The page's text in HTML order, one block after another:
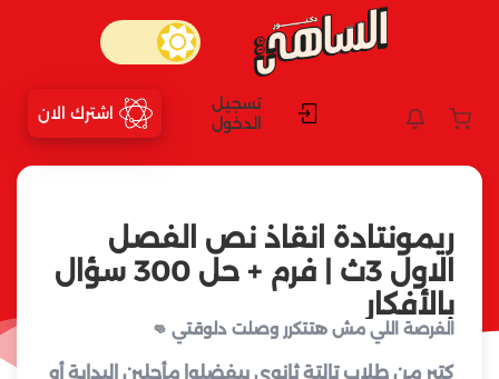
تسجيل
الدخول
اشترك الان
ريمونتادة انقاذ نص الفصل
الاول 3ث | فرم + حل 300 سؤال
بالأفكار
الفرصة اللي مش هتتكرر وصلت دلوقتي 👊
كتير من طلاب تالتة ثانوي بيفضلوا مأجلين البداية أو